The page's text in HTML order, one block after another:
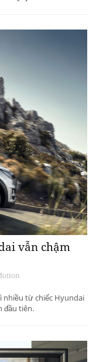
vẫn chậm
nhiều từ chiếc Hyundai
đầu tiên.